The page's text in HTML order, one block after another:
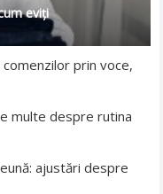
eviți
prin voce,
multe despre rutina
ajustări despre